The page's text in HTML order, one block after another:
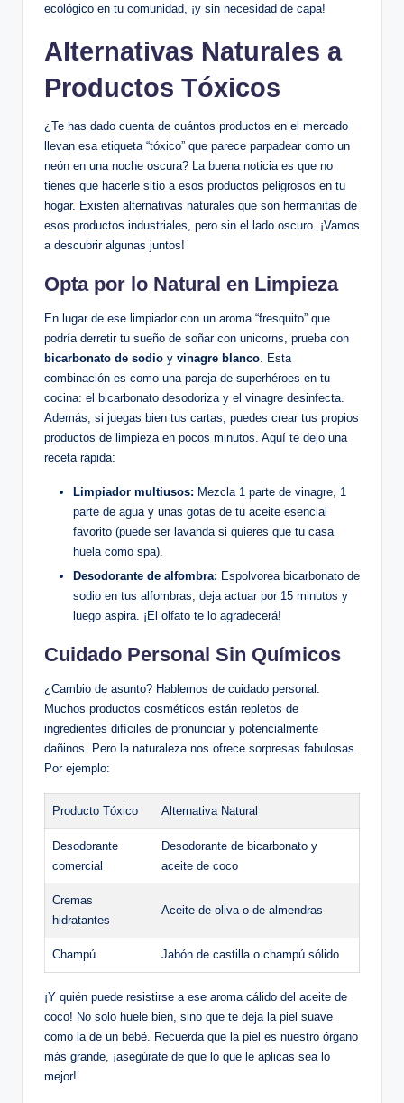
ecológico en tu comunidad, ¡y sin necesidad de capa!
Alternativas Naturales a
Productos Tóxicos
¿Te has dado cuenta de cuántos productos en el mercado
llevan esa etiqueta “tóxico” que parece parpadear como un
neón en una noche oscura? La buena noticia es que no
tienes que hacerle sitio a esos productos peligrosos en tu
hogar. Existen alternativas naturales que son hermanitas de
esos productos industriales, pero sin el lado oscuro. ¡Vamos
a descubrir algunas juntos!
Opta por lo Natural en Limpieza
En lugar de ese limpiador con un aroma “fresquito” que
podría derretir tu sueño de soñar con unicorns, prueba con
bicarbonato de sodio y vinagre blanco . Esta
combinación es como una pareja de superhéroes en tu
cocina: el bicarbonato desodoriza y el vinagre desinfecta.
Además, si juegas bien tus cartas, puedes crear tus propios
productos de limpieza en pocos minutos. Aquí te dejo una
receta rápida:
Limpiador multiusos: Mezcla 1 parte de vinagre, 1
parte de agua y unas gotas de tu aceite esencial
favorito (puede ser lavanda si quieres que tu casa
huela como spa).
Desodorante de alfombra: Espolvorea bicarbonato de
sodio en tus alfombras, deja actuar por 15 minutos y
luego aspira. ¡El olfato te lo agradecerá!
Cuidado Personal Sin Químicos
¿Cambio de asunto? Hablemos de cuidado personal.
Muchos productos cosméticos están repletos de
ingredientes difíciles de pronunciar y potencialmente
dañinos. Pero la naturaleza nos ofrece sorpresas fabulosas.
Por ejemplo:
Producto Tóxico Alternativa Natural
Desodorante
comercial
Desodorante de bicarbonato y
aceite de coco
Cremas
hidratantes
Aceite de oliva o de almendras
Champú Jabón de castilla o champú sólido
¡Y quién puede resistirse a ese aroma cálido del aceite de
coco! No solo huele bien, sino que te deja la piel suave
como la de un bebé. Recuerda que la piel es nuestro órgano
más grande, ¡asegúrate de que lo que le aplicas sea lo
mejor!